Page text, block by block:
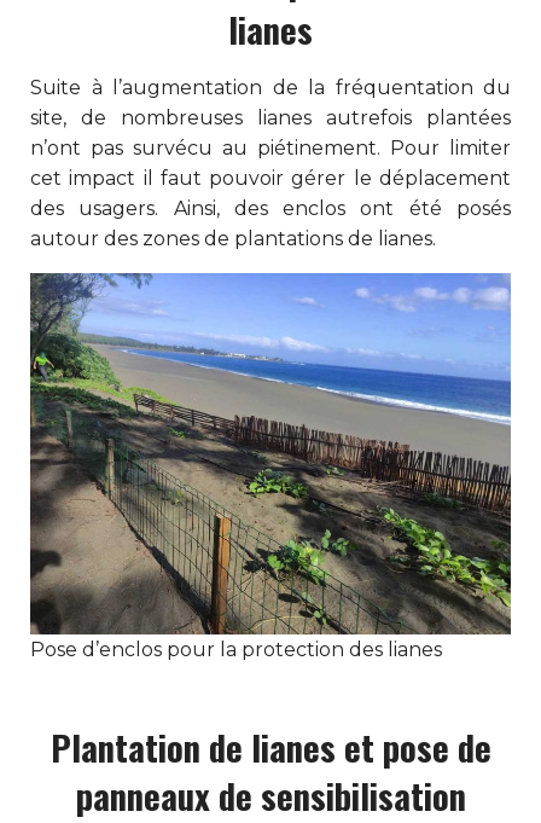
lianes
Suite à l’augmentation de la fréquentation du
site, de nombreuses lianes autrefois plantées
n’ont pas survécu au piétinement. Pour limiter
cet impact il faut pouvoir gérer le déplacement
des usagers. Ainsi, des enclos ont été posés
autour des zones de plantations de lianes.
Pose d’enclos pour la protection des lianes
Plantation de lianes et pose de
panneaux de sensibilisation